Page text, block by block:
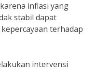
inflasi yang
stabil dapat
terhadap
intervensi